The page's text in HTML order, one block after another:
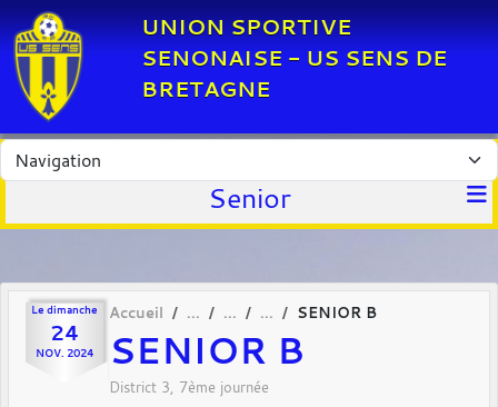
UNION SPORTIVE
SENONAISE - US SENS DE
BRETAGNE
Senior
Le dimanche
24
NOV. 2024
Accueil SENIOR B
SENIOR B
District 3, 7ème journée
Panneau de gestion des cookies